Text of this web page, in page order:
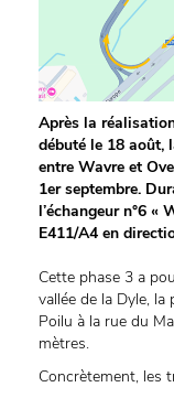
Après la
débuté le 18 août,
entre Wavre et
1er septembre.
l’échangeur n°6 «
E411/A4 en
Cette phase 3 a
vallée de la Dyle, la
Poilu à la rue du
mètres.
Concrètement, les